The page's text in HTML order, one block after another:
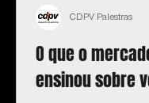
O que o
ensinou sobre
CDPV Palestras